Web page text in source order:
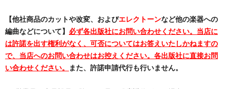
【他社商品のカットや改変、およびエレクトーンなど他の楽器への
編曲などについて】 必ず各出版社にお問い合わせください。当店に
は許諾を出す権利がなく、可否についてはお答えいたしかねますの
で、当店へのお問い合わせはお控えください。各出版社に直接お問
い合わせください。
また、許諾申請代行も行いません。